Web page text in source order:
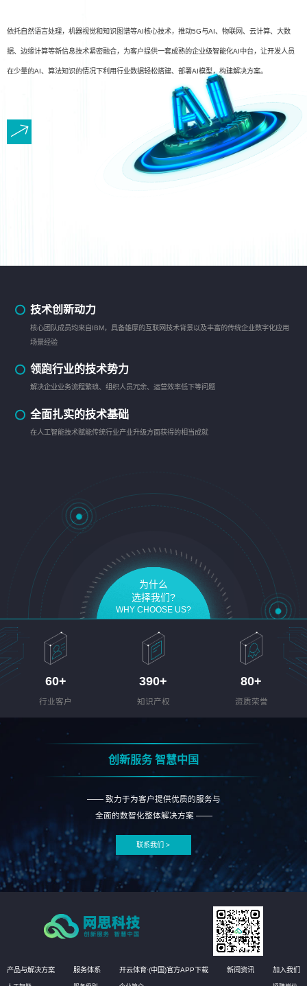
依托自然语言处理，机器视觉和知识图谱等AI核心技术，推动5G与AI、物联网、云计算、大数
据、边缘计算等新信息技术紧密融合，为客户提供一套成熟的企业级智能化AI中台，让开发人员
在少量的AI、算法知识的情况下利用行业数据轻松搭建、部署AI模型，构建解决方案。
技术创新动力
核心团队成员均来自IBM，具备雄厚的互联网技术背景以及丰富的传统企业数字化应用
场景经验
领跑行业的技术势力
解决企业业务流程繁琐、组织人员冗余、运营效率低下等问题
全面扎实的技术基础
在人工智能技术赋能传统行业产业升级方面获得的相当成就
为什么
选择我们?
WHY CHOOSE US?
60+
行业客户
390+
知识产权
80+
资质荣誉
创新服务 智慧中国
—— 致力于为客户提供优质的服务与
全面的数智化整体解决方案 ——
联系我们 >
产品与解决方案 服务体系 开云体育·(中国)官方APP下载 新闻资讯 加入我们